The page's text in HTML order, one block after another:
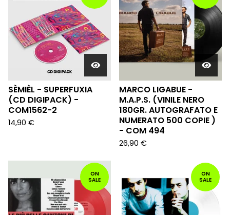
SÈMIÈL - SUPERFUXIA
(CD DIGIPACK) -
COM1562-2
14,90 €
MARCO LIGABUE -
M.A.P.S. (VINILE NERO
180GR. AUTOGRAFATO E
NUMERATO 500 COPIE )
- COM 494
26,90 €
ON
SALE
ON
SALE